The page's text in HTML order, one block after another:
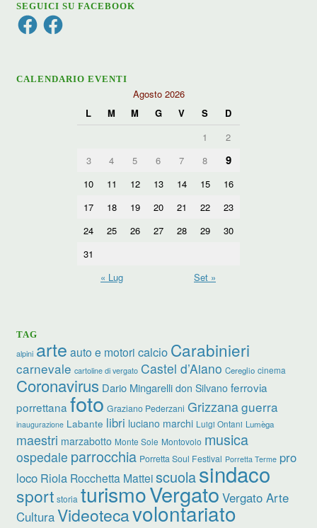
SEGUICI SU FACEBOOK
FacebookFacebook
CALENDARIO EVENTI
Agosto 2026
L
M M G V S
D
1
2
3
4 5 6 7 8 9
10 11 12 13 14 15
16
17
18 19 20 21 22
23
24
25 26 27 28 29
30
31
« Lug
Set »
TAG
alpini arte auto e motori calcio Carabinieri
carnevale cartoline di vergato Castel d’Aiano Cereglio cinema
Coronavirus Dario Mingarelli don Silvano ferrovia
porrettana foto Graziano Pederzani Grizzanaguerra
inaugurazione Labante libri luciano marchi Luigi Ontani Lumèga
maestri marzabotto Monte Sole Montovolo musica
ospedale parrocchia Porretta Soul Festival Porretta Terme pro
loco Riola Rocchetta Matteiscuolasindaco
sport storia turismoVergato Vergato Arte
CulturaVideotecavolontariato